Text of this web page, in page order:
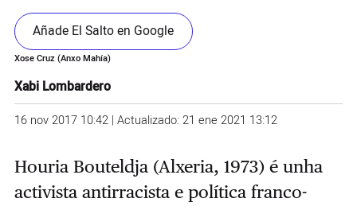
Añade El Salto en Google
Xose Cruz (Anxo Mahía)
Xabi Lombardero
16 nov 2017 10:42 | Actualizado: 21 ene 2021 13:12
Houria Bouteldja (Alxeria, 1973) é unha
activista antirracista e política franco-